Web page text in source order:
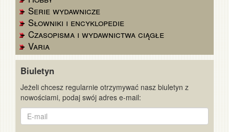
Serie wydawnicze
Słowniki i encyklopedie
Czasopisma i wydawnictwa ciągłe
Varia
Biuletyn
Jeżeli chcesz regularnie otrzymywać nasz biuletyn z
nowościami, podaj swój adres e-mail:
E-
mail